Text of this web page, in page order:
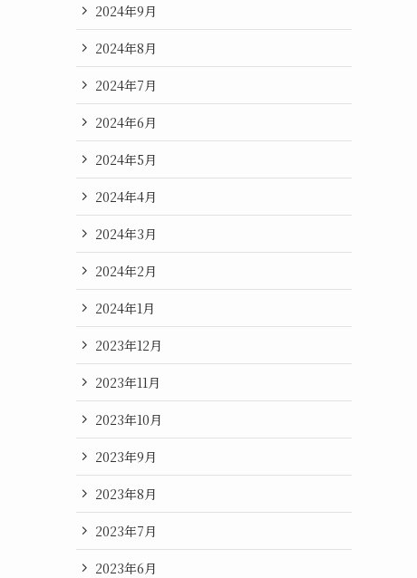
2024年9月
2024年8月
2024年7月
2024年6月
2024年5月
2024年4月
2024年3月
2024年2月
2024年1月
2023年12月
2023年11月
2023年10月
2023年9月
2023年8月
2023年7月
2023年6月